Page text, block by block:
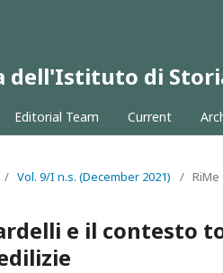
dell'Istituto di
Editorial Team Current
/ Vol. 9/I n.s. (December 2021) /
e il contesto